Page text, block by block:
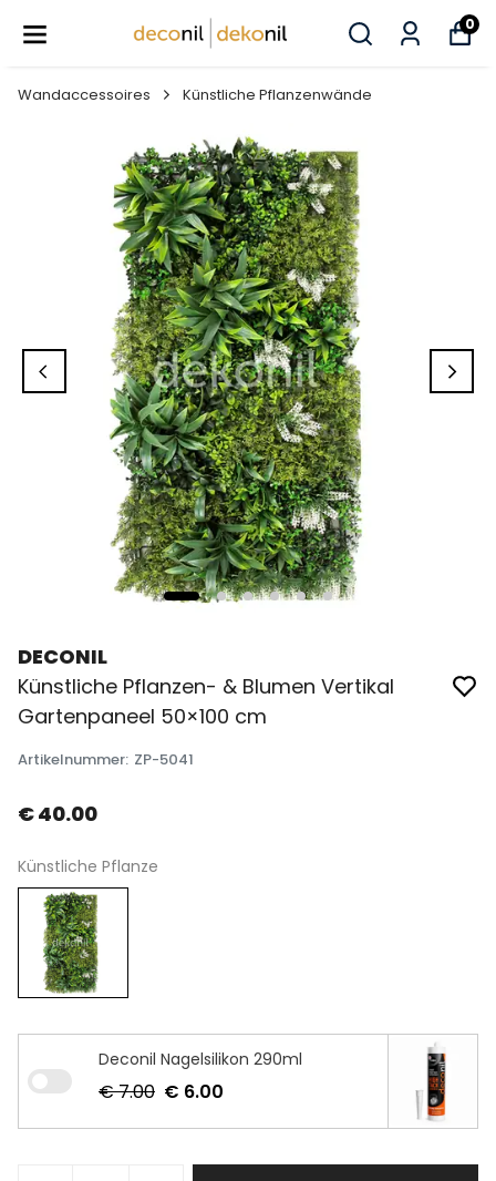
0
Wandaccessoires Künstliche Pflanzenwände
DECONIL
Künstliche Pflanzen- & Blumen Vertikal
Gartenpaneel 50×100 cm
Artikelnummer: ZP-5041
€ 40.00
Künstliche Pflanze
Deconil Nagelsilikon 290ml
€ 7.00 € 6.00